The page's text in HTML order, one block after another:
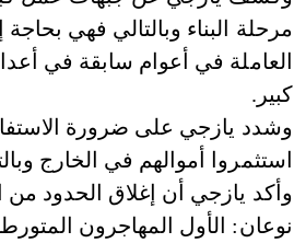
مرحلة البناء وبالتالي فهي
العاملة في أعوام سابقة في
كبير.
وشدد يازجي على ضرورة
استثمروا أموالهم في الخارج
وأكد يازجي أن إغلاق الحدود من
نوعان: الأول المهاجرون